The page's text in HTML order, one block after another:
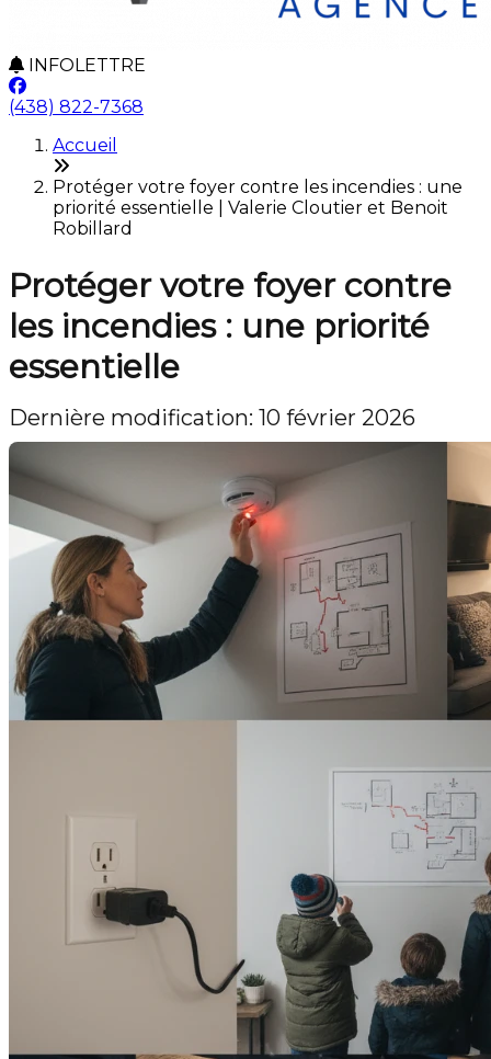
INFOLETTRE
(438) 822-7368
Accueil
Protéger votre foyer contre les incendies : une
priorité essentielle | Valerie Cloutier et Benoit
Robillard
Protéger votre foyer contre
les incendies : une priorité
essentielle
Dernière modification: 10 février 2026